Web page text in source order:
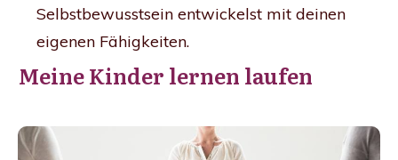
Selbstbewusstsein entwickelst mit deinen
eigenen Fähigkeiten.
Meine Kinder lernen laufen